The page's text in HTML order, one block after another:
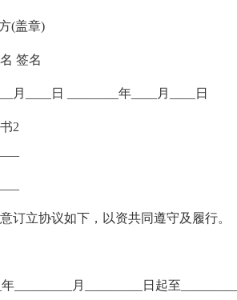
(盖章)
签名
月____日 ________年____月____日
2
订立协议如下，以资共同遵守及履行。
_________月_________日起至